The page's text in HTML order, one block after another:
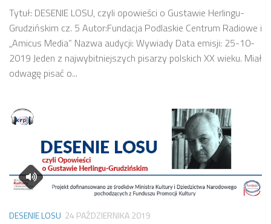
Tytuł: DESENIE LOSU, czyli opowieści o Gustawie Herlingu-
Grudzińskim cz. 5 Autor:Fundacja Podlaskie Centrum Radiowe i
„Amicus Media” Nazwa audycji: Wywiady Data emisji: 25-10-
2019 Jeden z najwybitniejszych pisarzy polskich XX wieku. Miał
odwagę pisać o...
DESENIE LOSU 24 PAŹDZIERNIKA 2019